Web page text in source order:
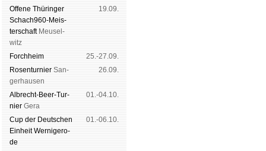
Offene Thü­rin­ger
Schach960-Meis­
ter­schaftMeu­sel­
witz
19.09.
Forch­heim
25.-27.09.
Rosen­tur­nier San­
ger­hau­sen
26.09.
Albrecht-Beer-Tur­
nier Ge­ra
01.-04.10.
Cup der Deut­schen
Ein­heit Wer­ni­ge­ro­
de
01.-06.10.